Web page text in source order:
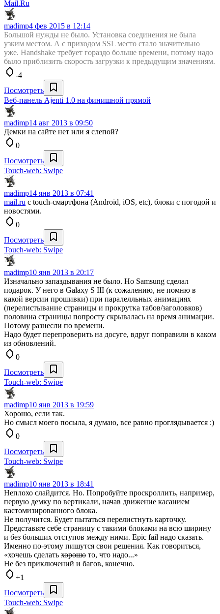
Mail.Ru
madimp4 фев 2015 в 12:14
Большой нужды не было. Установка соединения не была
узким местом. А с приходом SSL место стало значительно
уже. Handshake требует гораздо больше времени, потому надо
было приблизить скорость загрузки к предыдущим значениям.
-4
Посмотреть
Веб-панель Ajenti 1.0 на финишной прямой
madimp14 авг 2013 в 09:50
Демки на сайте нет или я слепой?
0
Посмотреть
Touch-web: Swipe
madimp14 янв 2013 в 07:41
mail.ru с touch-смартфона (Android, iOS, etc), блоки с погодой и
новостями.
0
Посмотреть
Touch-web: Swipe
madimp10 янв 2013 в 20:17
Изначально запаздывания не было. Но Samsung сделал
подарок. У него в Galaxy S III (к сожалению, не помню в
какой версии прошивки) при паралелльных анимациях
(перелистывание страницы и прокрутка табов/заголовков)
половина страницы попросту скрывалась на время анимации.
Потому разнесли по времени.
Надо будет перепроверить на досуге, вдруг поправили в каком
из обновлений.
0
Посмотреть
Touch-web: Swipe
madimp10 янв 2013 в 19:59
Хорошо, если так.
Но смысл моего посыла, я думаю, все равно проглядывается :)
0
Посмотреть
Touch-web: Swipe
madimp10 янв 2013 в 18:41
Неплохо слайдится. Но. Попробуйте проскроллить, например,
первую демку по вертикали, начав движение касанием
кастомизированного блока.
Не получится. Будет пытаться перелистнуть карточку.
Представьте себе страницу с такими блоками на всю ширину
и без больших отступов между ними. Epic fail надо сказать.
Именно по-этому пишутся свои решения. Как говориться,
«хочешь сделать хорошо то, что надо...»
Не без приключений и багов, конечно.
+1
Посмотреть
Touch-web: Swipe